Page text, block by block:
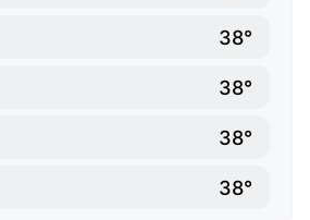
38°
38°
38°
38°